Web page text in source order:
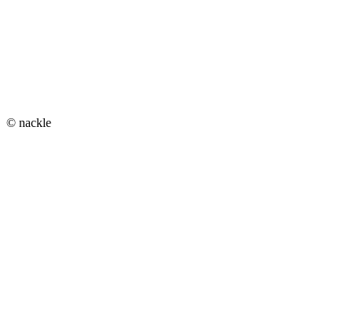
© nackle